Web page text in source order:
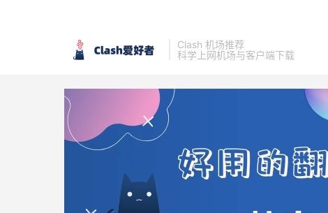
Clash 机场推荐
科学上网机场与客户端下载